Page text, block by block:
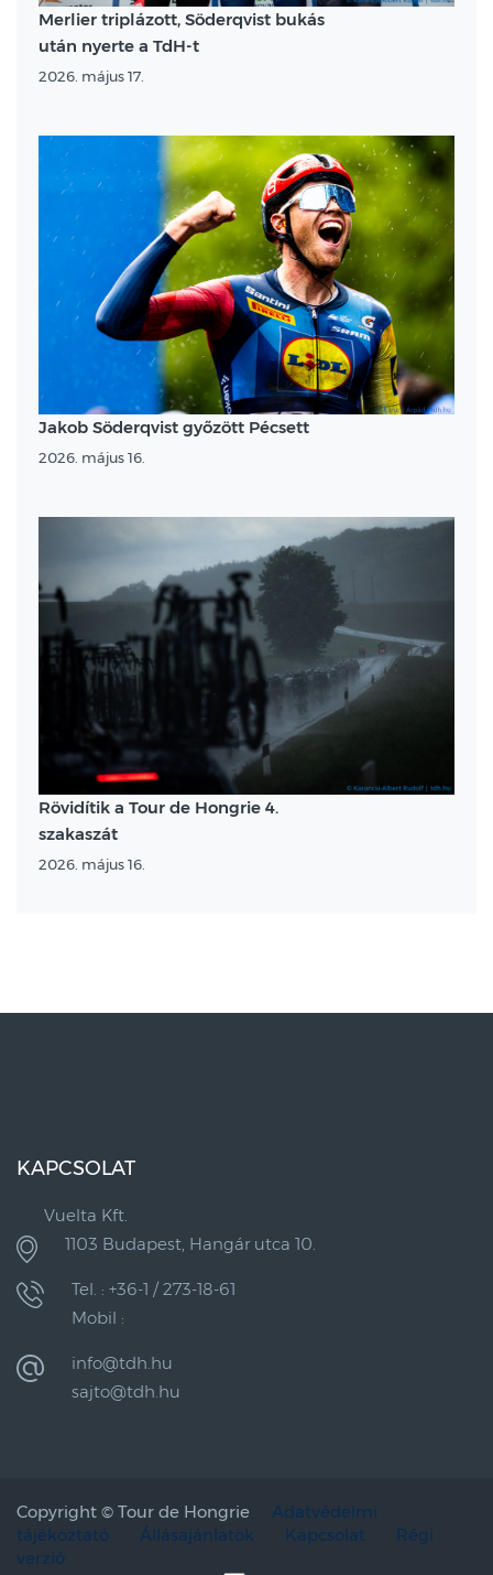
Merlier triplázott, Söderqvist bukás
után nyerte a TdH-t
2026. május 17.
Jakob Söderqvist győzött Pécsett
2026. május 16.
Rövidítik a Tour de Hongrie 4.
szakaszát
2026. május 16.
KAPCSOLAT
Vuelta Kft.
1103 Budapest, Hangár utca 10.
Tel. : +36-1 / 273-18-61
Mobil :
info@tdh.hu
sajto@tdh.hu
Copyright © Tour de Hongrie
Adatvédelmi
tájékoztató
Állásajánlatok Kapcsolat
Régi
verzió